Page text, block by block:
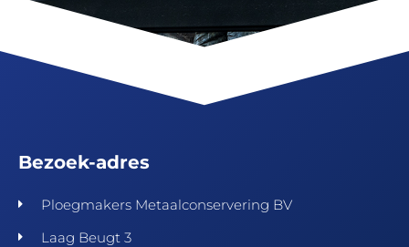
Bezoek-adres
Ploegmakers Metaalconservering BV
Laag Beugt 3